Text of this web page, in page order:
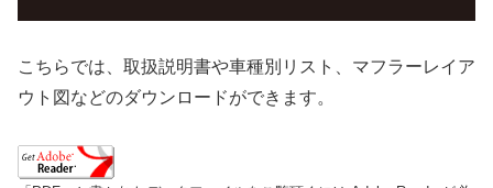
こちらでは、取扱説明書や車種別リスト、マフラーレイア
ウト図などのダウンロードができます。